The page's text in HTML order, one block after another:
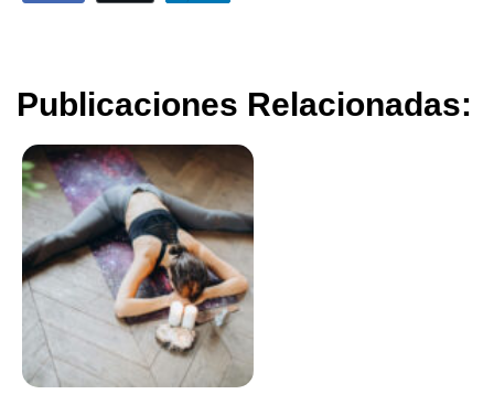
Publicaciones Relacionadas: